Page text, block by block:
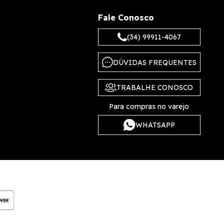
Fale Conosco
(34) 99911-4067
DÚVIDAS FREQUENTES
TRABALHE CONOSCO
Para compras no varejo
WHATSAPP